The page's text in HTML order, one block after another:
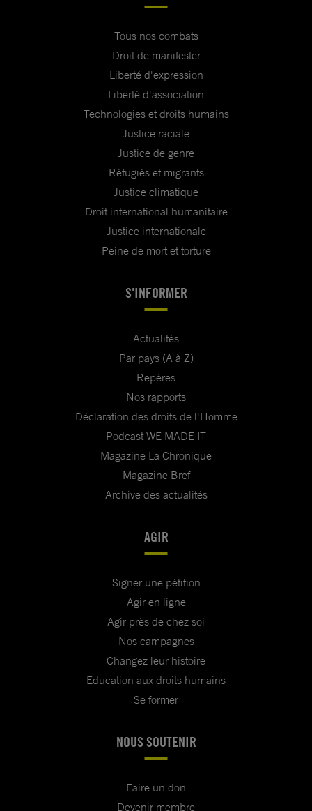
Tous nos combats
Droit de manifester
Liberté d'expression
Liberté d'association
Technologies et droits humains
Justice raciale
Justice de genre
Réfugiés et migrants
Justice climatique
Droit international humanitaire
Justice internationale
Peine de mort et torture
S'INFORMER
Actualités
Par pays (A à Z)
Repères
Nos rapports
Déclaration des droits de l'Homme
Podcast WE MADE IT
Magazine La Chronique
Magazine Bref
Archive des actualités
AGIR
Signer une pétition
Agir en ligne
Agir près de chez soi
Nos campagnes
Changez leur histoire
Education aux droits humains
Se former
NOUS SOUTENIR
Faire un don
Devenir membre